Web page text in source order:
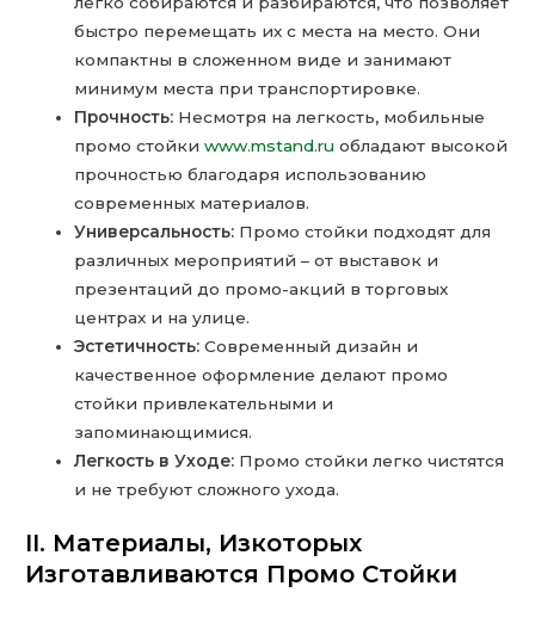
быстро перемещать их с места на место. Они
компактны в сложенном виде и занимают
минимум места при транспортировке.
Прочность: Несмотря на легкость, мобильные
промо стойкиwww.mstand.ru обладают высокой
прочностью благодаря использованию
современных материалов.
Универсальность: Промо стойки подходят для
различных мероприятий – от выставок и
презентаций до промо-акций в торговых
центрах и на улице.
Эстетичность: Современный дизайн и
качественное оформление делают промо
стойки привлекательными и
запоминающимися.
Легкость в Уходе: Промо стойки легко чистятся
и не требуют сложного ухода.
II. Материалы, Изкоторых
Изготавливаются Промо Стойки